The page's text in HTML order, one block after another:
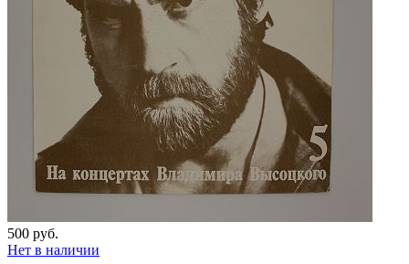
500 руб.
Нет в наличии